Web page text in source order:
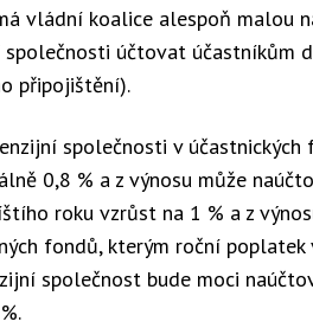
vládní koalice alespoň malou
společnosti účtovat účastníkům
připojištění).
společnosti v
0,8 % a z výnosu může
roku vzrůst na 1 % a z
fondů, kterým roční poplatek
společnost bude moci